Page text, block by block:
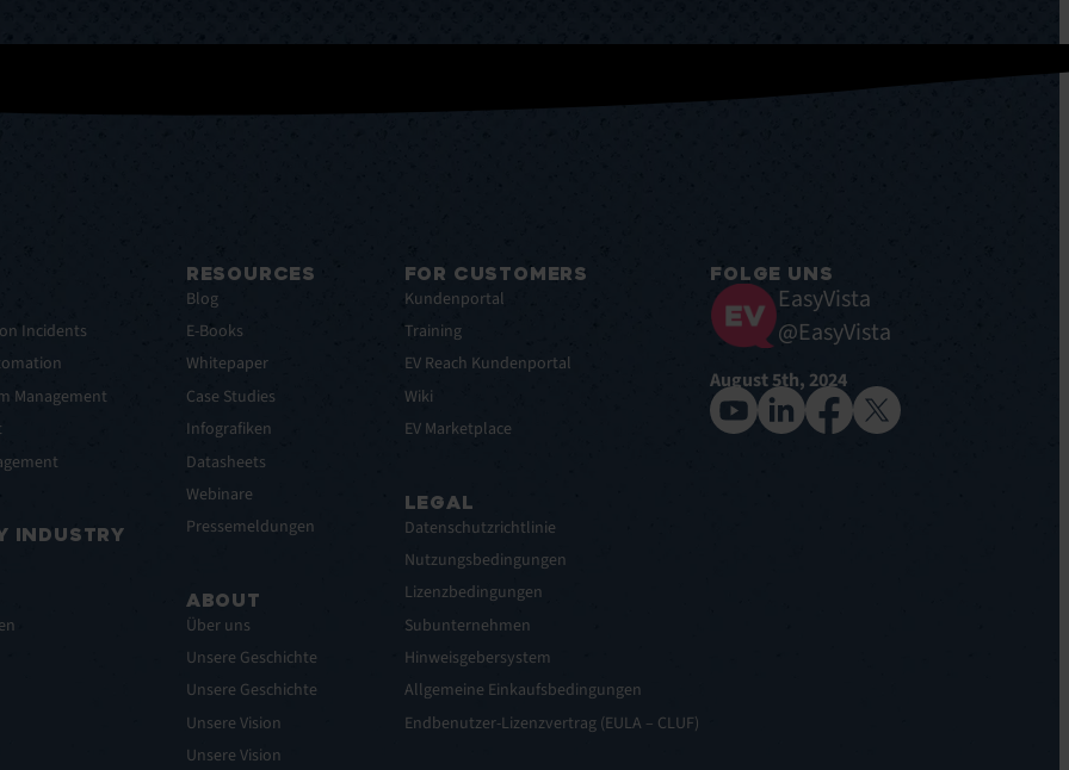
Incidents
Management
INDUSTRY
RESOURCES
Blog
E-Books
Whitepaper
Case Studies
Infografiken
Datasheets
Webinare
Pressemeldungen
ABOUT
Über uns
Unsere Geschichte
Unsere Geschichte
Unsere Vision
Unsere Vision
FOR CUSTOMERS
Kundenportal
Training
EV Reach Kundenportal
Wiki
EV Marketplace
LEGAL
Datenschutzrichtlinie
Nutzungsbedingungen
Lizenzbedingungen
Subunternehmen
Hinweisgebersystem
Allgemeine Einkaufsbedingungen
Endbenutzer-Lizenzvertrag (EULA – CLUF)
FOLGE UNS
EasyVista
@EasyVista
August 5th, 2024